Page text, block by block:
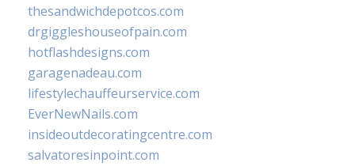
thesandwichdepotcos.com
drgiggleshouseofpain.com
hotflashdesigns.com
garagenadeau.com
lifestylechauffeurservice.com
EverNewNails.com
insideoutdecoratingcentre.com
salvatoresinpoint.com